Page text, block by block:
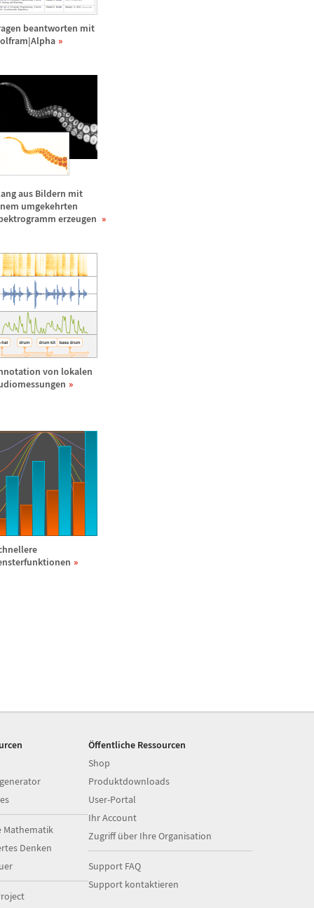
beantworten mit
aus Bildern mit
umgekehrten
erzeugen
von lokalen
Mathematik
Denken
Öffentliche Ressourcen
Shop
Produktdownloads
User-Portal
Ihr Account
Zugriff über Ihre Organisation
Support FAQ
Support kontaktieren